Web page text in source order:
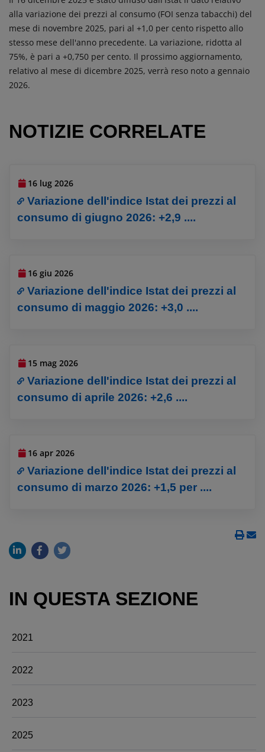
alla variazione dei prezzi al consumo (FOI senza tabacchi) del
mese di novembre 2025, pari al +1,0 per cento rispetto allo
stesso mese dell'anno precedente. La variazione, ridotta al
75%, è pari a +0,750 per cento. Il prossimo aggiornamento,
relativo al mese di dicembre 2025, verrà reso noto a gennaio
2026.
NOTIZIE CORRELATE
16 lug 2026
Variazione dell'indice Istat dei prezzi al
consumo di giugno 2026: +2,9 ....
16 giu 2026
Variazione dell'indice Istat dei prezzi al
consumo di maggio 2026: +3,0 ....
15 mag 2026
Variazione dell'indice Istat dei prezzi al
consumo di aprile 2026: +2,6 ....
16 apr 2026
Variazione dell'indice Istat dei prezzi al
consumo di marzo 2026: +1,5 per ....
IN QUESTA SEZIONE
2021
2022
2023
2025